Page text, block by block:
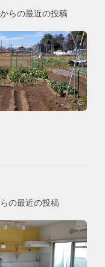
らの最近の投稿
の最近の投稿